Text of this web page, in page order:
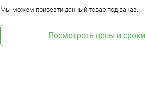
Мы можем привезти данный товар под заказ.
Посмотреть цены и сроки